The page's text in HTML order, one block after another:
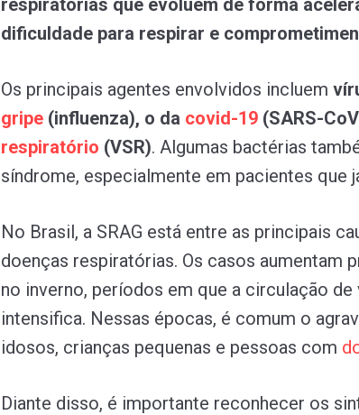
dificuldade para respirar e
Os principais agentes envolvidos incluem
gripe (influenza), o da covid-19 (SARS-
respiratório (VSR). Algumas bactérias
síndrome, especialmente em pacientes que
No Brasil, a SRAG está entre as principais
doenças respiratórias. Os casos aumentam
no inverno, períodos em que a circulação
intensifica. Nessas épocas, é comum o
idosos, crianças pequenas e pessoas com
Diante disso, é importante reconhecer os